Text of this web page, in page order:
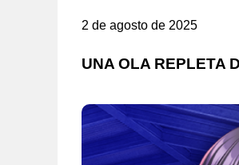
2 de agosto de 2025
UNA OLA REPLETA